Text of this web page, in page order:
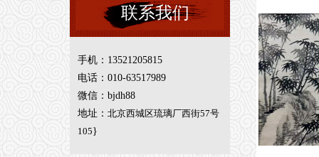
联系我们
手机：13521205815
电话：010-63517989
微信：bjdh88
地址： 北京西城区琉璃厂西街57号
105}